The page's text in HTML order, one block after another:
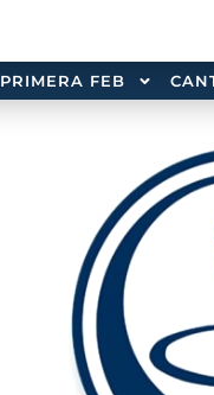
PRIMERA FEB